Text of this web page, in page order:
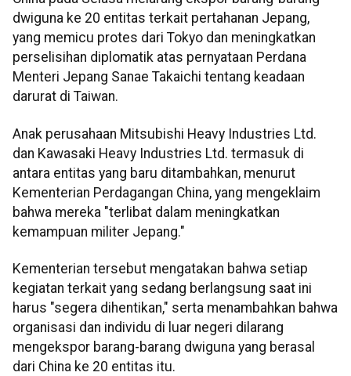
dwiguna ke 20 entitas terkait pertahanan Jepang,
yang memicu protes dari Tokyo dan meningkatkan
perselisihan diplomatik atas pernyataan Perdana
Menteri Jepang Sanae Takaichi tentang keadaan
darurat di Taiwan.
Anak perusahaan Mitsubishi Heavy Industries Ltd.
dan Kawasaki Heavy Industries Ltd. termasuk di
antara entitas yang baru ditambahkan, menurut
Kementerian Perdagangan China, yang mengeklaim
bahwa mereka "terlibat dalam meningkatkan
kemampuan militer Jepang."
Kementerian tersebut mengatakan bahwa setiap
kegiatan terkait yang sedang berlangsung saat ini
harus "segera dihentikan," serta menambahkan bahwa
organisasi dan individu di luar negeri dilarang
mengekspor barang-barang dwiguna yang berasal
dari China ke 20 entitas itu.